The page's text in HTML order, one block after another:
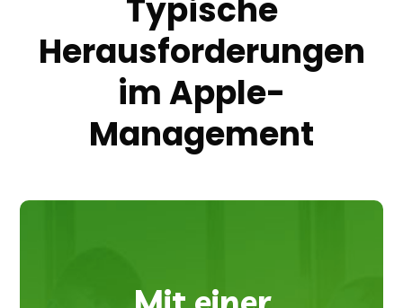
Typische
Herausforderungen
im Apple-
Management